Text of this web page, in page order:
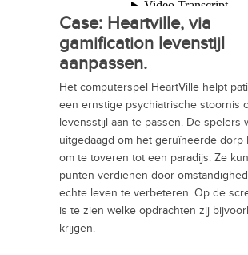
Case: Heartville, via
gamification levenstijl
aanpassen.
Het computerspel HeartVille helpt
een ernstige psychiatrische stoornis
levensstijl aan te passen. De spelers
uitgedaagd om het geruïneerde dorp
om te toveren tot een paradijs. Ze
punten verdienen door
echte leven te verbeteren. Op de
is te zien welke opdrachten zij
krijgen.